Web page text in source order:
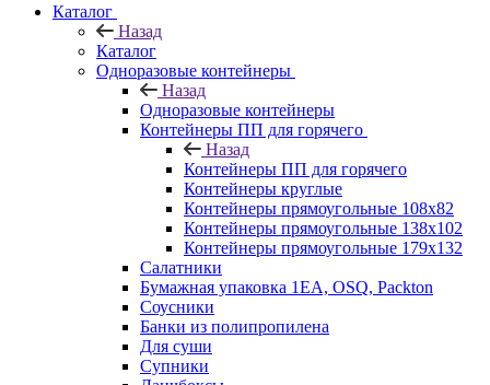
Каталог
Назад
Каталог
Одноразовые контейнеры
Назад
Одноразовые контейнеры
Контейнеры ПП для горячего
Назад
Контейнеры ПП для горячего
Контейнеры круглые
Контейнеры прямоугольные 108х82
Контейнеры прямоугольные 138х102
Контейнеры прямоугольные 179х132
Салатники
Бумажная упаковка 1ЕА, OSQ, Packton
Соусники
Банки из полипропилена
Для суши
Супники